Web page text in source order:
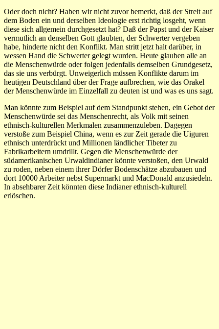
Oder doch nicht? Haben wir nicht zuvor bemerkt, daß der Streit auf
dem Boden ein und derselben Ideologie erst richtig losgeht, wenn
diese sich allgemein durchgesetzt hat? Daß der Papst und der Kaiser
vermutlich an denselben Gott glaubten, der Schwerter vergeben
habe, hinderte nicht den Konflikt. Man stritt jetzt halt darüber, in
wessen Hand die Schwerter gelegt wurden. Heute glauben alle an
die Menschenwürde oder folgen jedenfalls demselben Grundgesetz,
das sie uns verbürgt. Unweigerlich müssen Konflikte darum im
heutigen Deutschland über der Frage aufbrechen, wie das Orakel
der Menschenwürde im Einzelfall zu deuten ist und was es uns sagt.
Man könnte zum Beispiel auf dem Standpunkt stehen, ein Gebot der
Menschenwürde sei das Menschenrecht, als Volk mit seinen
ethnisch-kulturellen Merkmalen zusammenzuleben. Dagegen
verstoße zum Beispiel China, wenn es zur Zeit gerade die Uiguren
ethnisch unterdrückt und Millionen ländlicher Tibeter zu
Fabrikarbeitern umdrillt. Gegen die Menschenwürde der
südamerikanischen Urwaldindianer könnte verstoßen, den Urwald
zu roden, neben einem ihrer Dörfer Bodenschätze abzubauen und
dort 10000 Arbeiter nebst Supermarkt und MacDonald anzusiedeln.
In absehbarer Zeit könnten diese Indianer ethnisch-kulturell
erlöschen.